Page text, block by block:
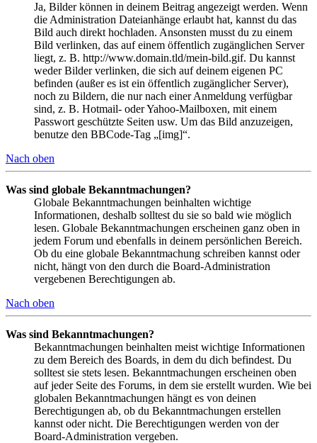
Ja, Bilder können in deinem Beitrag angezeigt werden. Wenn
die Administration Dateianhänge erlaubt hat, kannst du das
Bild auch direkt hochladen. Ansonsten musst du zu einem
Bild verlinken, das auf einem öffentlich zugänglichen Server
liegt, z. B. http://www.domain.tld/mein-bild.gif. Du kannst
weder Bilder verlinken, die sich auf deinem eigenen PC
befinden (außer es ist ein öffentlich zugänglicher Server),
noch zu Bildern, die nur nach einer Anmeldung verfügbar
sind, z. B. Hotmail- oder Yahoo-Mailboxen, mit einem
Passwort geschützte Seiten usw. Um das Bild anzuzeigen,
benutze den BBCode-Tag „[img]“.
Nach oben
Was sind globale Bekanntmachungen?
Globale Bekanntmachungen beinhalten wichtige
Informationen, deshalb solltest du sie so bald wie möglich
lesen. Globale Bekanntmachungen erscheinen ganz oben in
jedem Forum und ebenfalls in deinem persönlichen Bereich.
Ob du eine globale Bekanntmachung schreiben kannst oder
nicht, hängt von den durch die Board-Administration
vergebenen Berechtigungen ab.
Nach oben
Was sind Bekanntmachungen?
Bekanntmachungen beinhalten meist wichtige Informationen
zu dem Bereich des Boards, in dem du dich befindest. Du
solltest sie stets lesen. Bekanntmachungen erscheinen oben
auf jeder Seite des Forums, in dem sie erstellt wurden. Wie bei
globalen Bekanntmachungen hängt es von deinen
Berechtigungen ab, ob du Bekanntmachungen erstellen
kannst oder nicht. Die Berechtigungen werden von der
Board-Administration vergeben.